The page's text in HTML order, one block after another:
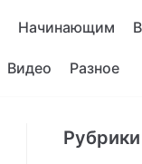
Начинающим
Видео Разное
Рубрики